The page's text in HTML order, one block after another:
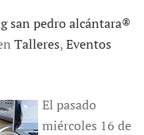
san pedro alcántara®
Talleres,Eventos
El pasado
miércoles 16 de